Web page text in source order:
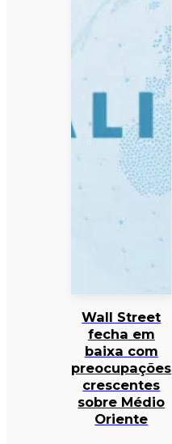
Wall Street
fecha em
baixa com
preocupações
crescentes
sobre Médio
Oriente